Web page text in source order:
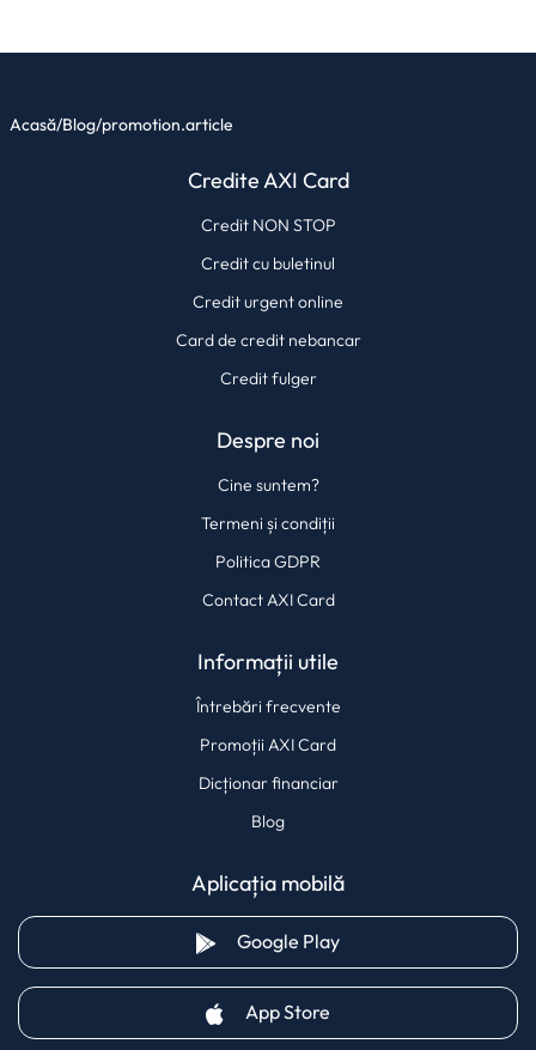
Acasă/Blog/promotion.article
Credite AXI Card
Credit NON STOP
Credit cu buletinul
Credit urgent online
Card de credit nebancar
Credit fulger
Despre noi
Cine suntem?
Termeni și condiții
Politica GDPR
Contact AXI Card
Informații utile
Întrebări frecvente
Promoții AXI Card
Dicționar financiar
Blog
Aplicația mobilă
Google Play(opens in a new tab)
App Store